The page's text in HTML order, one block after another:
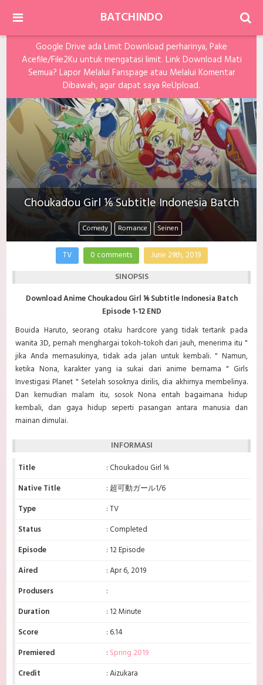
BATCHINDO
Google Drive ada Limit Download perharinya, Pake
Acefile/File2Ku untuk mengatasi limit. Link Download Mati
Semua? Lapor Melalui Fanspage atau Melalui Komentar
Dibawah, agar dapat saya ReUpload.
Choukadou Girl ⅙ Subtitle Indonesia Batch
Comedy Romance Seinen
TV 0 comments June 29th, 2019
SINOPSIS
Download Anime Choukadou Girl ⅙ Subtitle Indonesia Batch
Episode 1-12 END
Bouida Haruto, seorang otaku hardcore yang tidak tertarik pada
wanita 3D, pernah menghargai tokoh-tokoh dari jauh, menerima itu "
jika Anda memasukinya, tidak ada jalan untuk kembali. " Namun,
ketika Nona, karakter yang ia sukai dari anime bernama " Girls
Investigasi Planet " Setelah sosoknya dirilis, dia akhirnya membelinya.
Dan kemudian malam itu, sosok Nona entah bagaimana hidup
kembali, dan gaya hidup seperti pasangan antara manusia dan
mainan dimulai.
INFORMASI
Title
: Choukadou Girl ⅙
Native Title
: 超可動ガール1/6
Type
: TV
Status
: Completed
Episode
: 12 Episode
Aired
: Apr 6, 2019
Produsers
:
Duration
: 12 Minute
Score
: 6.14
Premiered
: Spring 2019
Credit
: Aizukara